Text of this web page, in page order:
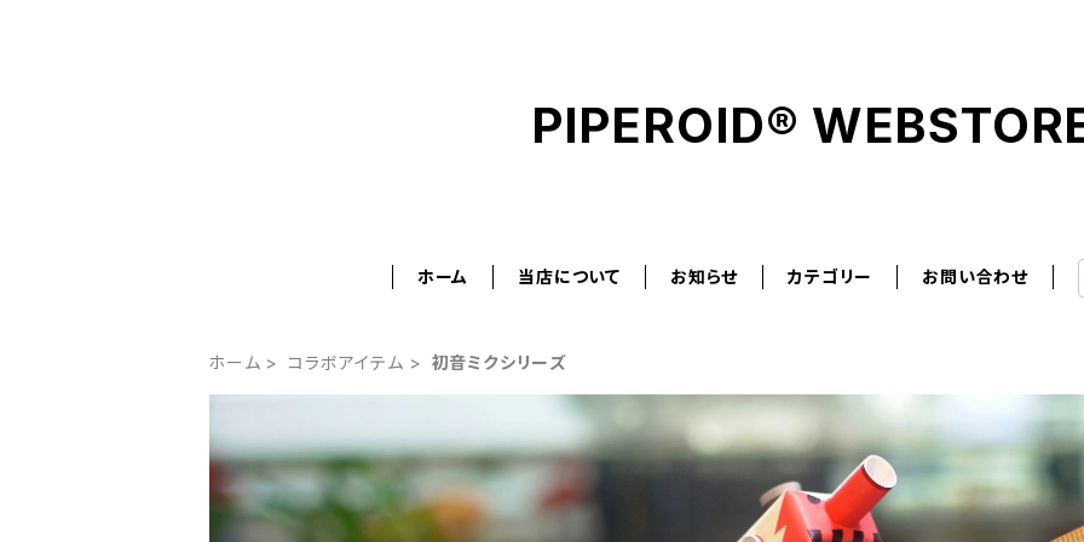
PIPEROID®
ホーム 当店について お知らせ カテゴリー お問い合わせ
ホーム コラボアイテム 初音ミクシリーズ